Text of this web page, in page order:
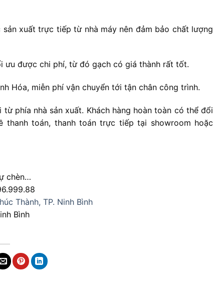
xuất trực tiếp từ nhà máy nên đảm bảo chất lượng
ưu được chi phí, từ đó gạch có giá thành rất tốt.
Hóa, miễn phí vận chuyển tới tận chân công trình.
từ phía nhà sản xuất. Khách hàng hoàn toàn có thể đổi
toán, thanh toán trực tiếp tại showroom hoặc
chèn…
Thành, TP. Ninh Bình
Bình